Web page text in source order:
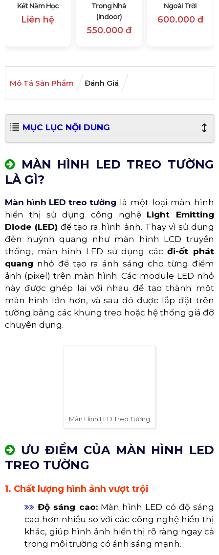
Kết Năm Học
Liên hệ
Trong Nhà
(Indoor)
550.000 đ
Ngoài Trời
600.000 đ
Mô Tả Sản Phẩm Đánh Giá
MỤC LỤC NỘI DUNG
MÀN HÌNH LED TREO TƯỜNG
LÀ GÌ?
Màn hình LED treo tường là một loại màn hình
hiển thị sử dụng công nghệ Light Emitting
Diode (LED) để tạo ra hình ảnh. Thay vì sử dụng
đèn huỳnh quang như màn hình LCD truyền
thống, màn hình LED sử dụng cácđi-ốt phát
quang nhỏ để tạo ra ánh sáng cho từng điểm
ảnh (pixel) trên màn hình. Các module LED nhỏ
này được ghép lại với nhau để tạo thành một
màn hình lớn hơn, và sau đó được lắp đặt trên
tường bằng các khung treo hoặc hệ thống giá đỡ
chuyên dụng.